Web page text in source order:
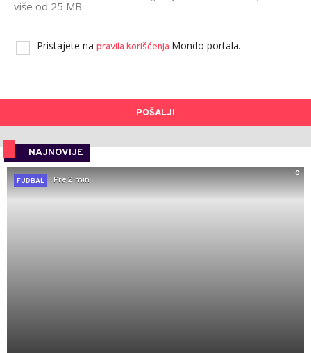
više od 25 MB.
Pristajete na pravila korišćenja Mondo portala.
POŠALJI
NAJNOVIJE
0
FUDBAL
Pre 2 min